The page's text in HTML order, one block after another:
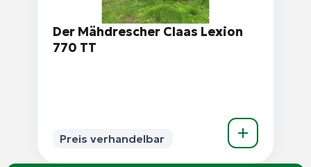
Der Mähdrescher Claas Lexion
770 TT
Preis verhandelbar